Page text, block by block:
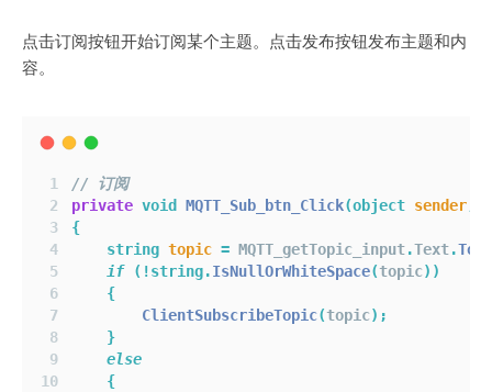
点击订阅按钮开始订阅某个主题。点击发布按钮发布主题和内
容。
// 订阅
private void MQTT_Sub_btn_Click(object sender,
{
string topic = MQTT_getTopic_input.Text.
if
(!string.IsNullOrWhiteSpace(topic))
{
ClientSubscribeTopic(topic);
}
else
{